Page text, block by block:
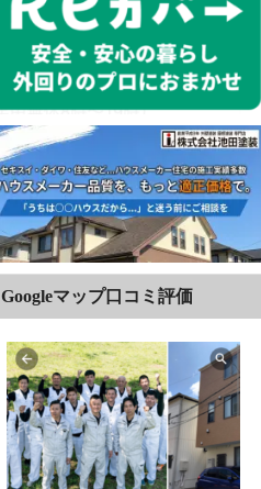
Googleマップ口コミ評価